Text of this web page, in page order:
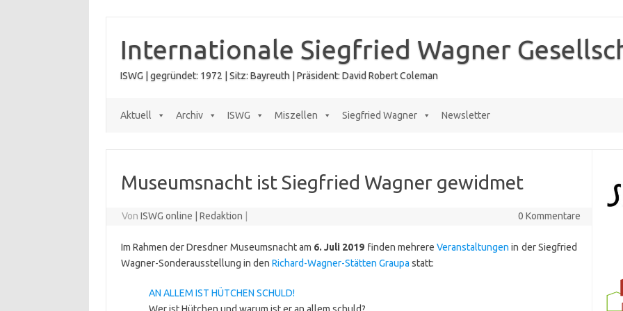
springen
Internationale Siegfried Wagner
ISWG | gegründet: 1972 | Sitz: Bayreuth | Präsident: David Robert Coleman
Aktuell Archiv ISWG Miszellen Siegfried Wagner Newsletter
Museumsnacht ist Siegfried Wagner gewidmet
VonISWG online | Redaktion 0 Kommentare
Im Rahmen der Dresdner Museumsnacht am 6. Juli 2019 finden mehrereVeranstaltungen in der Siegfried
Wagner-Sonderausstellung in den Richard-Wagner-Stätten Graupa statt:
AN ALLEM IST HÜTCHEN SCHULD!